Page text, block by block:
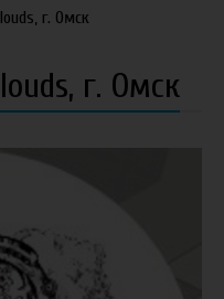
г. Омск
г. Омск